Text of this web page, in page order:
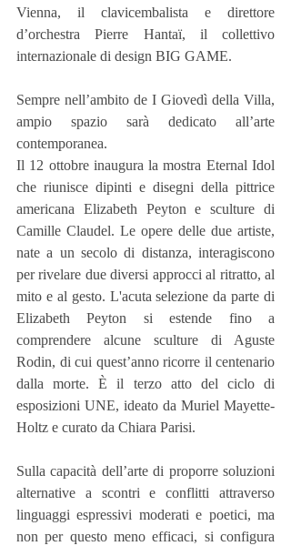
Vienna, il clavicembalista e direttore
d’orchestra Pierre Hantaï, il collettivo
internazionale di design BIG GAME.
Sempre nell’ambito de I Giovedì della Villa,
ampio spazio sarà dedicato all’arte
contemporanea.
Il 12 ottobre inaugura la mostra Eternal Idol
che riunisce dipinti e disegni della pittrice
americana Elizabeth Peyton e sculture di
Camille Claudel. Le opere delle due artiste,
nate a un secolo di distanza, interagiscono
per rivelare due diversi approcci al ritratto, al
mito e al gesto. L'acuta selezione da parte di
Elizabeth Peyton si estende fino a
comprendere alcune sculture di Aguste
Rodin, di cui quest’anno ricorre il centenario
dalla morte. È il terzo atto del ciclo di
esposizioni UNE, ideato da Muriel Mayette-
Holtz e curato da Chiara Parisi.
Sulla capacità dell’arte di proporre soluzioni
alternative a scontri e conflitti attraverso
linguaggi espressivi moderati e poetici, ma
non per questo meno efficaci, si configura